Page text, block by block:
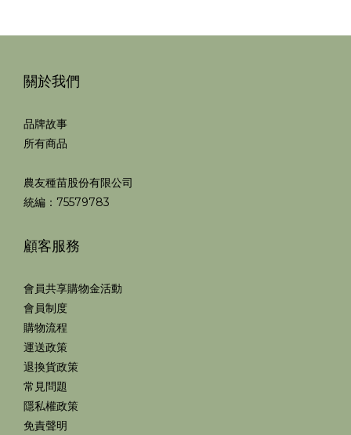
關於我們
品牌故事
所有商品
農友種苗股份有限公司
統編：75579783
顧客服務
會員共享購物金活動
會員制度
購物流程
運送政策
退換貨政策
常見問題
隱私權政策
免責聲明